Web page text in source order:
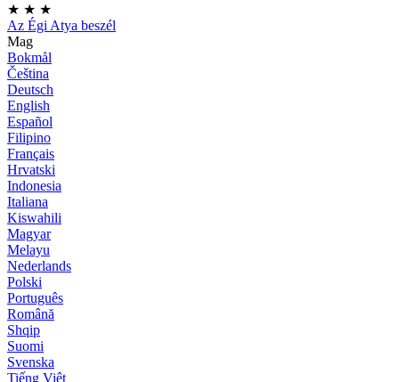
★ ★ ★
Az Égi Atya beszél
Mag
Bokmål
Čeština
Deutsch
English
Español
Filipino
Français
Hrvatski
Indonesia
Italiana
Kiswahili
Magyar
Melayu
Nederlands
Polski
Português
Română
Shqip
Suomi
Svenska
Tiếng Việt